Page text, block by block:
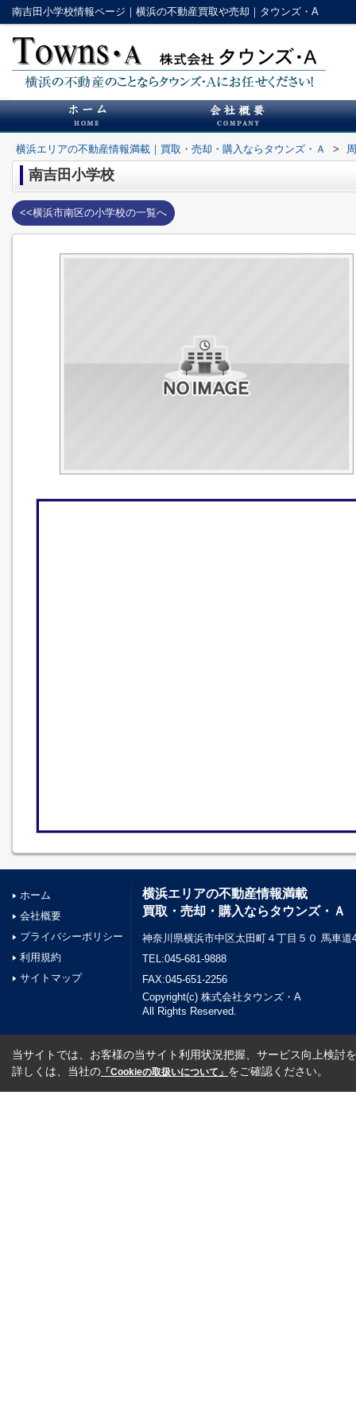
南吉田小学校情報ページ｜横浜の不動産買取や売却｜タウンズ・A
横浜エリアの不動産情報満載｜買取・売却・購入ならタウンズ・Ａ >
南吉田小学校
<<横浜市南区の小学校の一覧へ
ホーム
会社概要
プライバシーポリシー
利用規約
サイトマップ
横浜エリアの不動産情報満載
買取・売却・購入ならタウンズ・Ａ
神奈川県横浜市中区太田町４丁目５０ 馬車道
TEL:045-681-9888
FAX:045-651-2256
Copyright(c) 株式会社タウンズ・A
All Rights Reserved.
当サイトでは、お客様の当サイト利用状況把握、サービス向上検討
詳しくは、当社の 「Cookieの取扱いについて」 をご確認ください。